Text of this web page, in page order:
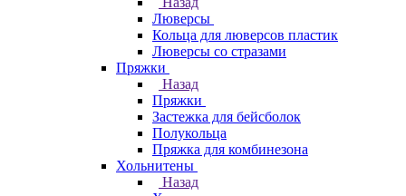
Люверсы
Кольца для люверсов пластик
Люверсы со стразами
Пряжки
Назад
Пряжки
Застежка для бейсболок
Полукольца
Пряжка для комбинезона
Хольнитены
Назад